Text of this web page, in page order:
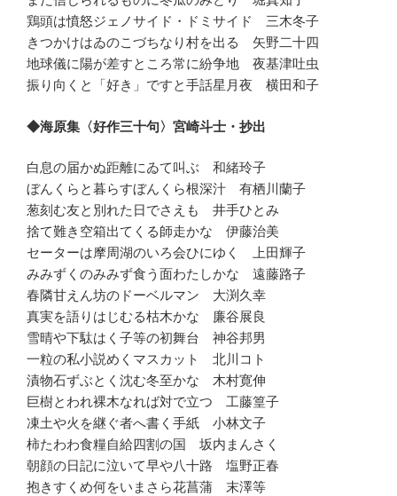
鶏頭は憤怒ジェノサイド・ドミサイド 三木冬子
きつかけはゐのこづちなり村を出る 矢野二十四
地球儀に陽が差すところ常に紛争地 夜基津吐虫
振り向くと「好き」ですと手話星月夜 横田和子
◆海原集〈好作三十句〉宮崎斗士・抄出
白息の届かぬ距離にゐて叫ぶ 和緒玲子
ぼんくらと暮らすぼんくら根深汁 有栖川蘭子
葱刻む友と別れた日でさえも 井手ひとみ
捨て難き空箱出てくる師走かな 伊藤治美
セーターは摩周湖のいろ会ひにゆく 上田輝子
みみずくのみみず食う面わたしかな 遠藤路子
春隣甘えん坊のドーベルマン 大渕久幸
真実を語りはじむる枯木かな 廉谷展良
雪晴や下駄はく子等の初舞台 神谷邦男
一粒の私小説めくマスカット 北川コト
漬物石ずぶとく沈む冬至かな 木村寛伸
巨樹とわれ裸木なれば対で立つ 工藤篁子
凍土や火を継ぐ者へ書く手紙 小林文子
柿たわわ食糧自給四割の国 坂内まんさく
朝顔の日記に泣いて早や八十路 塩野正春
抱きすくめ何をいまさら花菖蒲 末澤等